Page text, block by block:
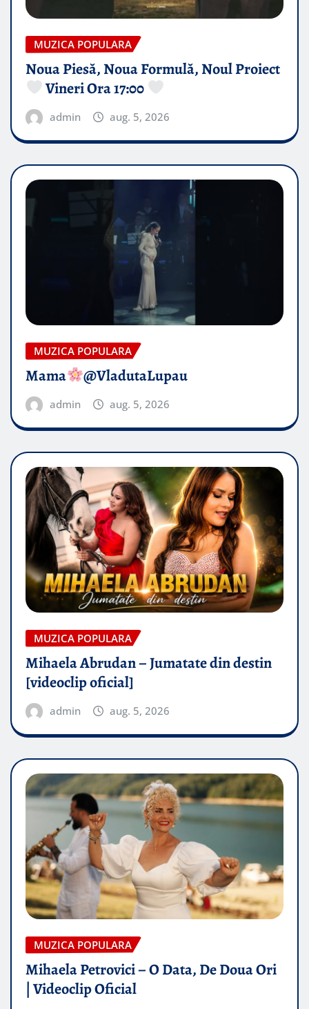
MUZICA POPULARA
Noua Piesă, Noua Formulă, Noul Proiect
Vineri Ora 17:00
admin aug. 5, 2026
MUZICA POPULARA
Mama @VladutaLupau
admin aug. 5, 2026
MUZICA POPULARA
Mihaela Abrudan – Jumatate din destin
[videoclip oficial]
admin aug. 5, 2026
MUZICA POPULARA
Mihaela Petrovici – O Data, De Doua Ori
| Videoclip Oficial